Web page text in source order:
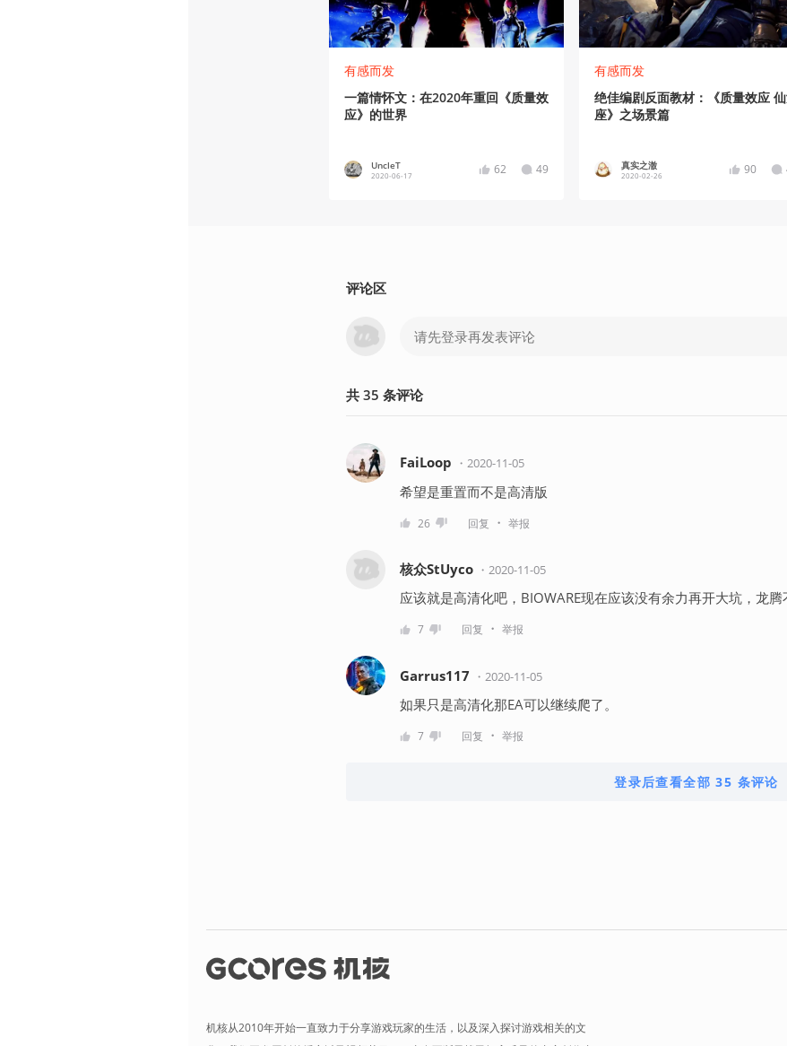
有感而发
一篇情怀文：在2020年重回《质量效
应》的世界
UncleT
2020-06-17 62 49
有感而发
绝佳编剧反面教材：《质量效应
座》之场景篇
真实之澈
2020-02-26 90
评论区
共 35 条评论
FaiLoop ・ 2020-11-05
希望是重置而不是高清版
26 回复 ・ 举报
核众StUyco ・ 2020-11-05
应该就是高清化吧，BIOWARE现在应该没有余力再开大坑，龙
7 回复 ・ 举报
Garrus117 ・ 2020-11-05
如果只是高清化那EA可以继续爬了。
7 回复 ・ 举报
登录后查看全部 35 条评论
机核从2010年开始一直致力于分享游戏玩家的生活，以及深入探讨游戏相关的文